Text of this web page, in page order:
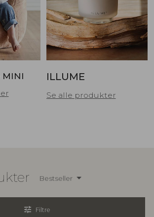
ILLUME
Se alle produkter
Bestseller
tune Filtre